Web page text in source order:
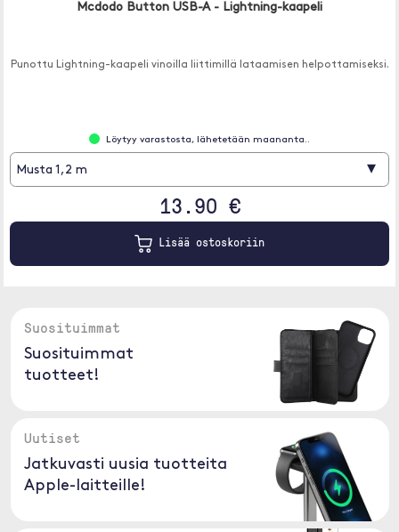
Mcdodo Button USB-A - Lightning-kaapeli
Punottu Lightning-kaapeli vinoilla liittimillä lataamisen helpottamiseksi.
Löytyy varastosta, lähetetään maananta..
Musta 1,2 m ▾
13.90 €
Lisää ostoskoriin
Suosituimmat
Suosituimmat
tuotteet!
Uutiset
Jatkuvasti uusia tuotteita
Apple-laitteille!